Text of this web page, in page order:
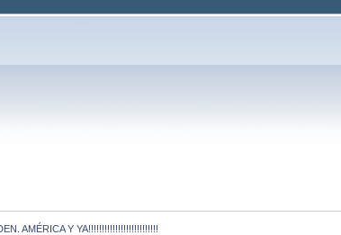
AMÉRICA Y YA!!!!!!!!!!!!!!!!!!!!!!!!!!